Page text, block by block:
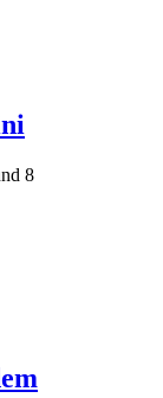
8